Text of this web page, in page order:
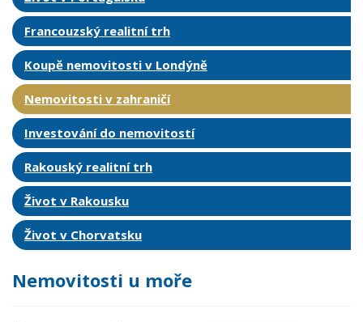
Francouzský realitní trh
Koupě nemovitosti v Londýně
Nemovitosti v zahraničí
Investování do nemovitostí
Rakouský realitní trh
Život v Rakousku
Život v Chorvatsku
Nemovitosti u moře